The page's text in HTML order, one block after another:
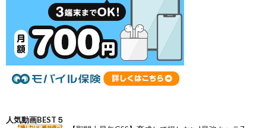
人気動画BEST５